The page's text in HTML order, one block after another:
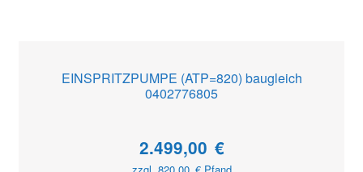
EINSPRITZPUMPE (ATP=820) baugleich
0402776805
2.499,00 €